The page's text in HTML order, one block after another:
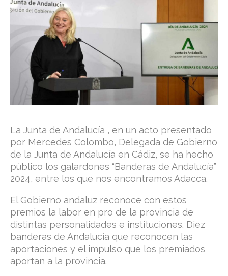
La Junta de Andalucía , en un acto presentado
por Mercedes Colombo, Delegada de Gobierno
de la Junta de Andalucía en Cádiz, se ha hecho
público los galardones “Banderas de Andalucía”
2024, entre los que nos encontramos Adacca.
El Gobierno andaluz reconoce con estos
premios la labor en pro de la provincia de
distintas personalidades e instituciones. Diez
banderas de Andalucía que reconocen las
aportaciones y el impulso que los premiados
aportan a la provincia.